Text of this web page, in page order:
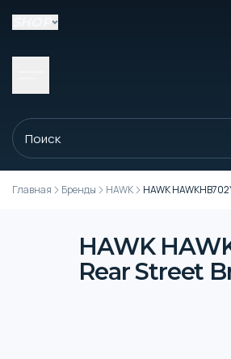
Главная Бренды HAWK HAWK
HAWK
Rear Street